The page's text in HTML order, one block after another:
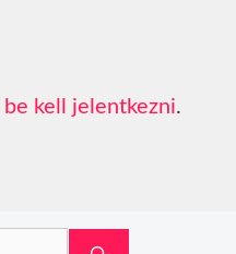
be kell jelentkezni.